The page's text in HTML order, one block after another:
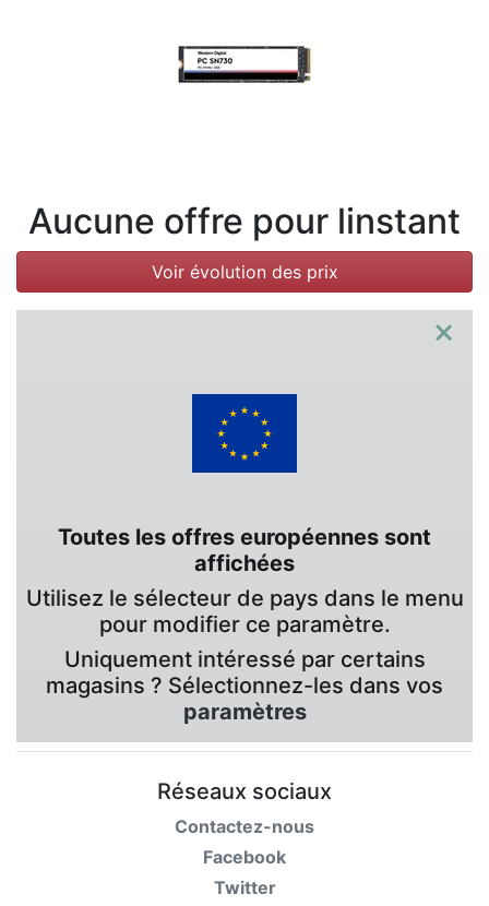
Aucune offre pour linstant
Voir évolution des prix
×
Toutes les offres européennes sont
affichées
Utilisez le sélecteur de pays dans le menu
pour modifier ce paramètre.
Uniquement intéressé par certains
magasins ? Sélectionnez-les dans vos
paramètres
Réseaux sociaux
Contactez-nous
Facebook
Twitter